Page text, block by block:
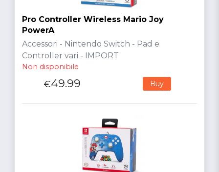
Pro Controller Wireless Mario Joy
PowerA
Accessori - Nintendo Switch - Pad e
Controller vari - IMPORT
Non disponibile
€49.99 Buy